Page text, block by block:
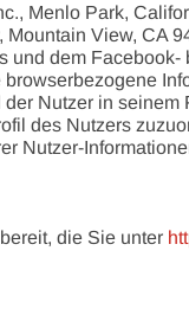
Menlo Park,
View, CA
dem
Nutzer in
des Nutzers
Nutzer-
die Sie unter